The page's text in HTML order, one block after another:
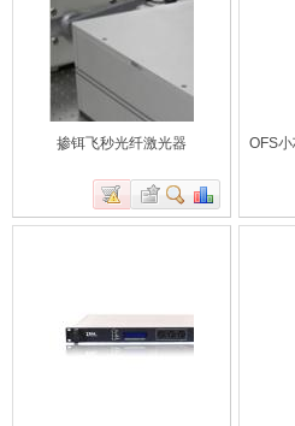
掺铒飞秒光纤激光器 OFS